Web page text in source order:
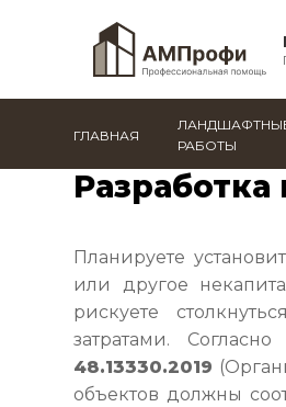
ГЛАВНАЯ
РАБОТЫ
Планируете
или другое
рискуете
затратами. Согласно
48.13330.2019
объектов должны